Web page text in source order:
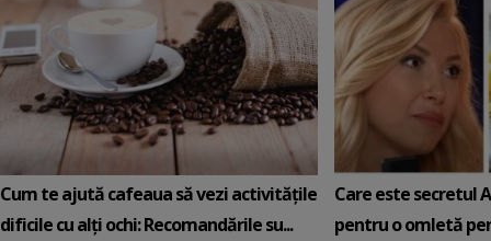
Cum te ajută cafeaua să vezi activitățile
dificile cu alți ochi: Recomandările su...
Care este secretul
pentru o omletă